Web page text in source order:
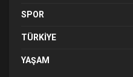
SPOR
TÜRKIYE
YAŞAM